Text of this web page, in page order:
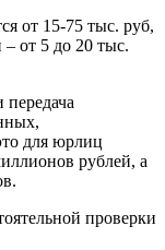
от 15-75 тыс. руб,
от 5 до 20 тыс.
передача
для юрлиц
рублей, а
проверки